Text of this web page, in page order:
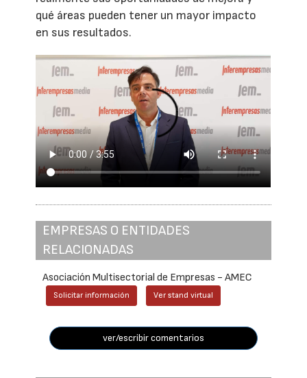
qué áreas pueden tener un mayor impacto
en sus resultados.
EMPRESAS O ENTIDADES
RELACIONADAS
Asociación Multisectorial de Empresas - AMEC
Solicitar información Ver stand virtual
ver/escribir comentarios